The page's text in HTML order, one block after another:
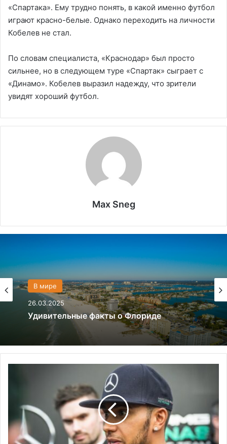
«Спартака». Ему трудно понять, в какой именно футбол
играют красно-белые. Однако переходить на личности
Кобелев не стал.
По словам специалиста, «Краснодар» был просто
сильнее, но в следующем туре «Спартак» сыграет с
«Динамо». Кобелев выразил надежду, что зрители
увидят хороший футбол.
Max Sneg
В мире
26.03.2025
Удивительные факты о Флориде
Политика
28.03.2024
Что если, Трамп снова станет
президентом США?
т
о